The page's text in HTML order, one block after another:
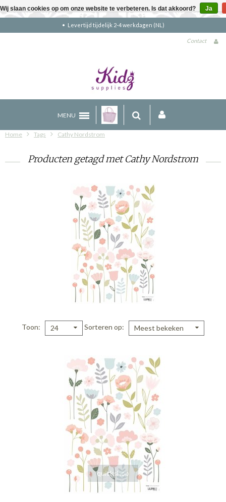
tijdelijk 2-4 werkdagen (NL)
Contact
MENU
Home Tags Cathy Nordstrom
Producten getagd met Cathy Nordstrom
Toon 24 Sorteren op Meest bekeken
quickshop
Wij slaan cookies op om onze website te verbeteren. Is dat akkoord? Ja